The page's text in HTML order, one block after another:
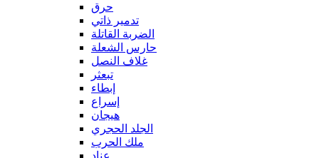
حرق
تدمير ذاتي
الضربة القاتلة
حارس الشعلة
غلاف النصل
تبعثر
إبطاء
إسراع
هيجان
الجلد الحجري
ملك الحرب